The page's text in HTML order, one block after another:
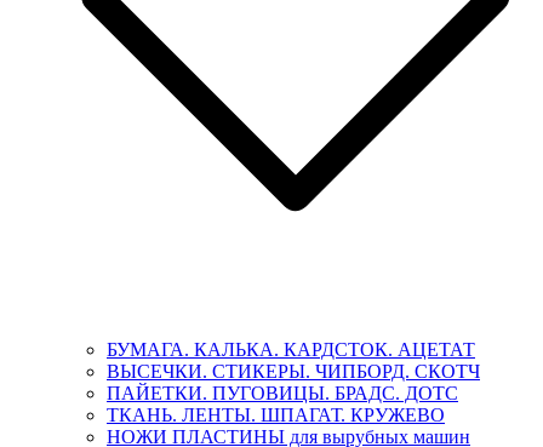
БУМАГА. КАЛЬКА. КАРДСТОК. АЦЕТАТ
ВЫСЕЧКИ. СТИКЕРЫ. ЧИПБОРД. СКОТЧ
ПАЙЕТКИ. ПУГОВИЦЫ. БРАДС. ДОТС
ТКАНЬ. ЛЕНТЫ. ШПАГАТ. КРУЖЕВО
НОЖИ ПЛАСТИНЫ для вырубных машин